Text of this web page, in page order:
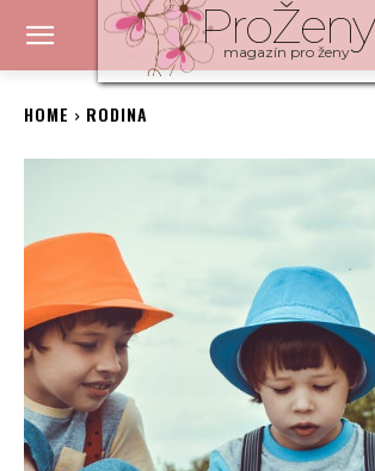
ProŽeny
magazín pro ženy
HOME RODINA